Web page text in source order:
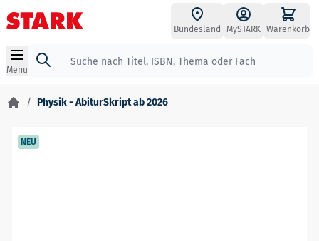
Zum Inhalt springen
Bundesland MySTARK Warenkorb
Menü
Suche
/ Physik - AbiturSkript ab 2026
NEU